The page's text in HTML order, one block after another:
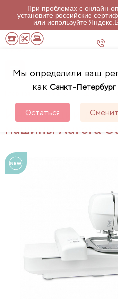
При проблемах с онлайн-
установите российские
или используйте
Мы определили ваш
как Санкт-Петербург
Остаться
Швейное
Инструкции для
машины Aurora